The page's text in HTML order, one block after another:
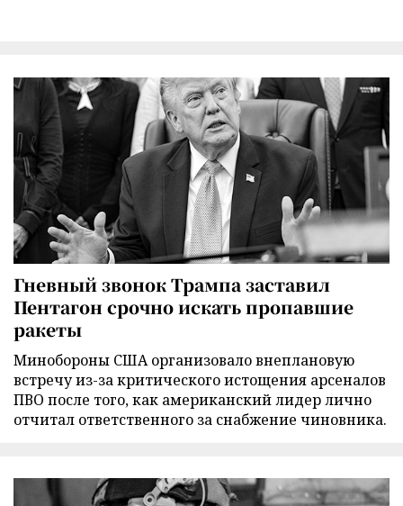
Гневный звонок Трампа заставил
Пентагон срочно искать пропавшие
ракеты
Минобороны США организовало внеплановую
встречу из-за критического истощения арсеналов
ПВО после того, как американский лидер лично
отчитал ответственного за снабжение чиновника.